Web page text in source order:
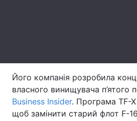
Його компанія розробила
власного винищувача п’ятого
Business Insider. Програма TF-
щоб замінити старий флот F-